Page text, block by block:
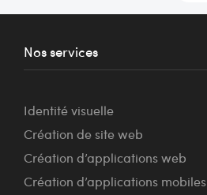
Nos services
Identité visuelle
Création de site web
Création d’applications web
Création d’applications mobiles